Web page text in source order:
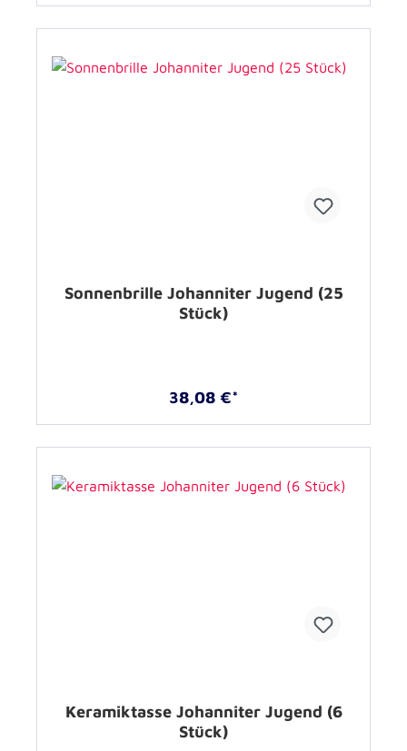
Sonnenbrille Johanniter Jugend (25
Stück)
38,08 €*
Keramiktasse Johanniter Jugend (6
Stück)